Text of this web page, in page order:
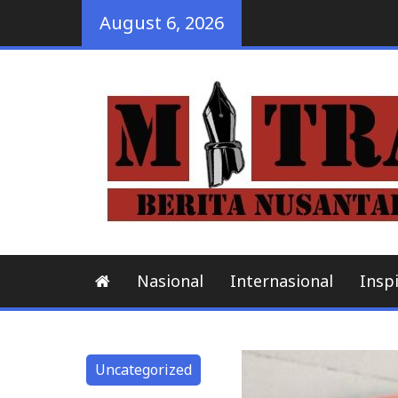
August 6, 2026
Nasional Internasional